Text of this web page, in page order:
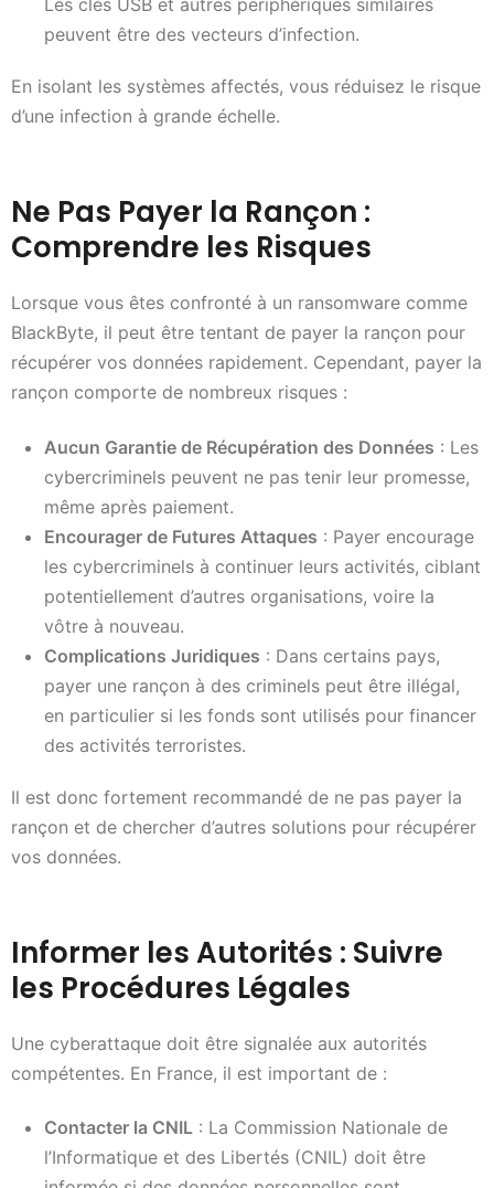
Les clés USB et autres périphériques similaires
peuvent être des vecteurs d’infection.
En isolant les systèmes affectés, vous réduisez le risque
d’une infection à grande échelle.
Ne Pas Payer la Rançon :
Comprendre les Risques
Lorsque vous êtes confronté à un ransomware comme
BlackByte, il peut être tentant de payer la rançon pour
récupérer vos données rapidement. Cependant, payer la
rançon comporte de nombreux risques :
Aucun Garantie de Récupération des Données : Les
cybercriminels peuvent ne pas tenir leur promesse,
même après paiement.
Encourager de Futures Attaques : Payer encourage
les cybercriminels à continuer leurs activités, ciblant
potentiellement d’autres organisations, voire la
vôtre à nouveau.
Complications Juridiques : Dans certains pays,
payer une rançon à des criminels peut être illégal,
en particulier si les fonds sont utilisés pour financer
des activités terroristes.
Il est donc fortement recommandé de ne pas payer la
rançon et de chercher d’autres solutions pour récupérer
vos données.
Informer les Autorités : Suivre
les Procédures Légales
Une cyberattaque doit être signalée aux autorités
compétentes. En France, il est important de :
Contacter la CNIL : La Commission Nationale de
l’Informatique et des Libertés (CNIL) doit être